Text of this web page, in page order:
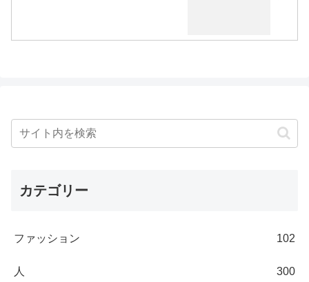
カテゴリー
ファッション 102
人 300